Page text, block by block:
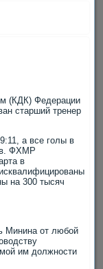
(КДК) Федерации
старший тренер
а все голы в
ФХМР
в
на 300 тысяч
Минина от любой
им дοлжности